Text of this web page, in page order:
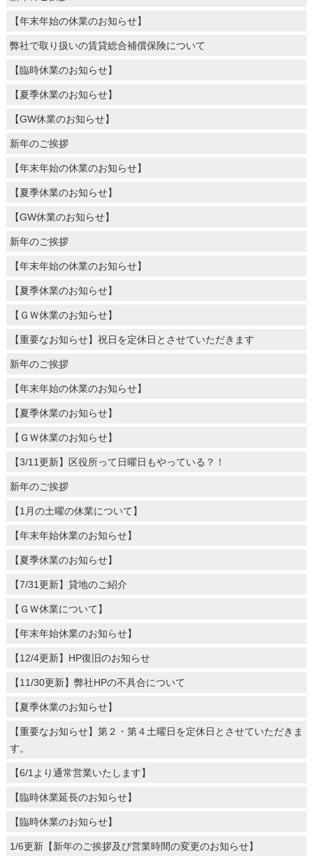
【年末年始の休業のお知らせ】
弊社で取り扱いの賃貸総合補償保険について
【臨時休業のお知らせ】
【夏季休業のお知らせ】
【GW休業のお知らせ】
新年のご挨拶
【年末年始の休業のお知らせ】
【夏季休業のお知らせ】
【GW休業のお知らせ】
新年のご挨拶
【年末年始の休業のお知らせ】
【夏季休業のお知らせ】
【ＧＷ休業のお知らせ】
【重要なお知らせ】祝日を定休日とさせていただきます
新年のご挨拶
【年末年始の休業のお知らせ】
【夏季休業のお知らせ】
【ＧＷ休業のお知らせ】
【3/11更新】区役所って日曜日もやっている？！
新年のご挨拶
【1月の土曜の休業について】
【年末年始休業のお知らせ】
【夏季休業のお知らせ】
【7/31更新】貸地のご紹介
【ＧＷ休業について】
【年末年始休業のお知らせ】
【12/4更新】HP復旧のお知らせ
【11/30更新】弊社HPの不具合について
【夏季休業のお知らせ】
【重要なお知らせ】第２・第４土曜日を定休日とさせていただきま
す。
【6/1より通常営業いたします】
【臨時休業延長のお知らせ】
【臨時休業のお知らせ】
1/6更新【新年のご挨拶及び営業時間の変更のお知らせ】